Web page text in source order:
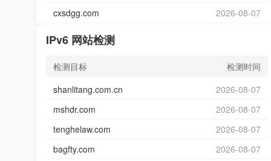
cxsdgg.com
2026-08-07
IPv6 网站检测
检测目标
检测时间
shanlitang.com.cn
2026-08-07
mshdr.com
2026-08-07
tenghelaw.com
2026-08-07
bagfty.com
2026-08-07